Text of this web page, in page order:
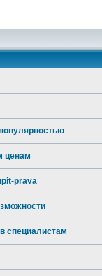
ценам
prava
специалистам